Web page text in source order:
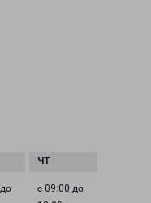
с 09:00 до